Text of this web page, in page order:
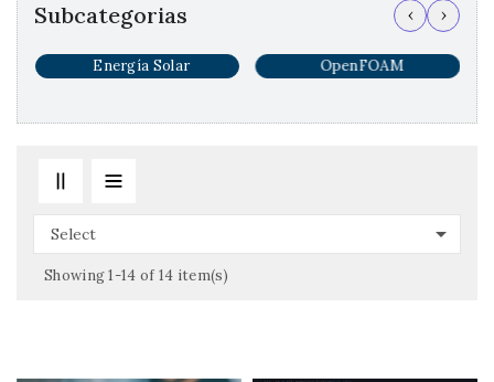
Subcategorias ‹ ›
Energía Solar OpenFOAM
Select 
Showing 1-14 of 14 item(s)